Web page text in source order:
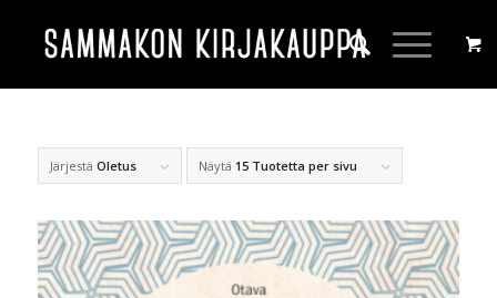
Järjestä Oletus Näytä 15 Tuotetta per sivu